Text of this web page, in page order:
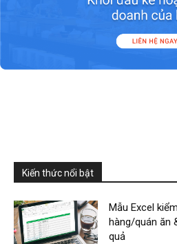
Kiến thức nổi bật
Mẫu Excel
hàng/quán ăn
quả